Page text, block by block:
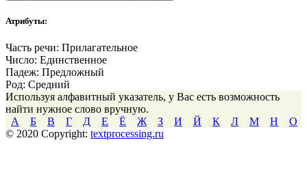
Атрибуты:
Часть речи: Прилагательное
Число: Единственное
Падеж: Предложный
Род: Средний
Используя алфавитный указатель, у Вас есть возможность
найти нужное слово вручную.
А
Б В Г Д Е Ё Ж З И Й К Л М Н
О
© 2020 Copyright: textprocessing.ru